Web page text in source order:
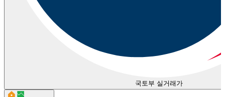
국토부 실거래가